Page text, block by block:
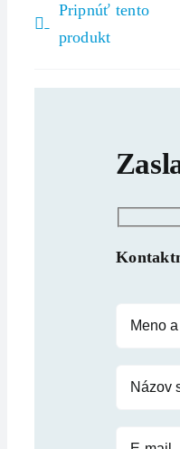
Pripnúť tento
produkt